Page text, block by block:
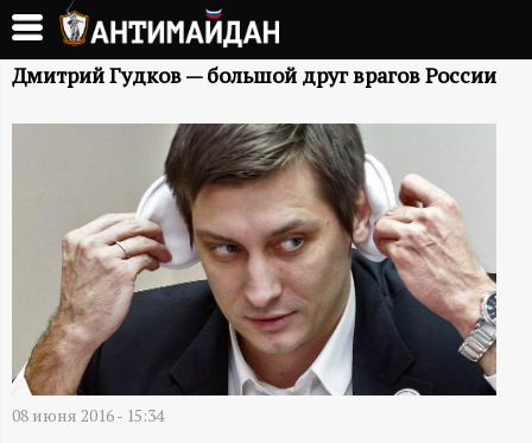
Перейти
основному
А
Н
А
Й
Дмитрий Гудков — большой друг врагов России
08 июня 2016 - 15:34